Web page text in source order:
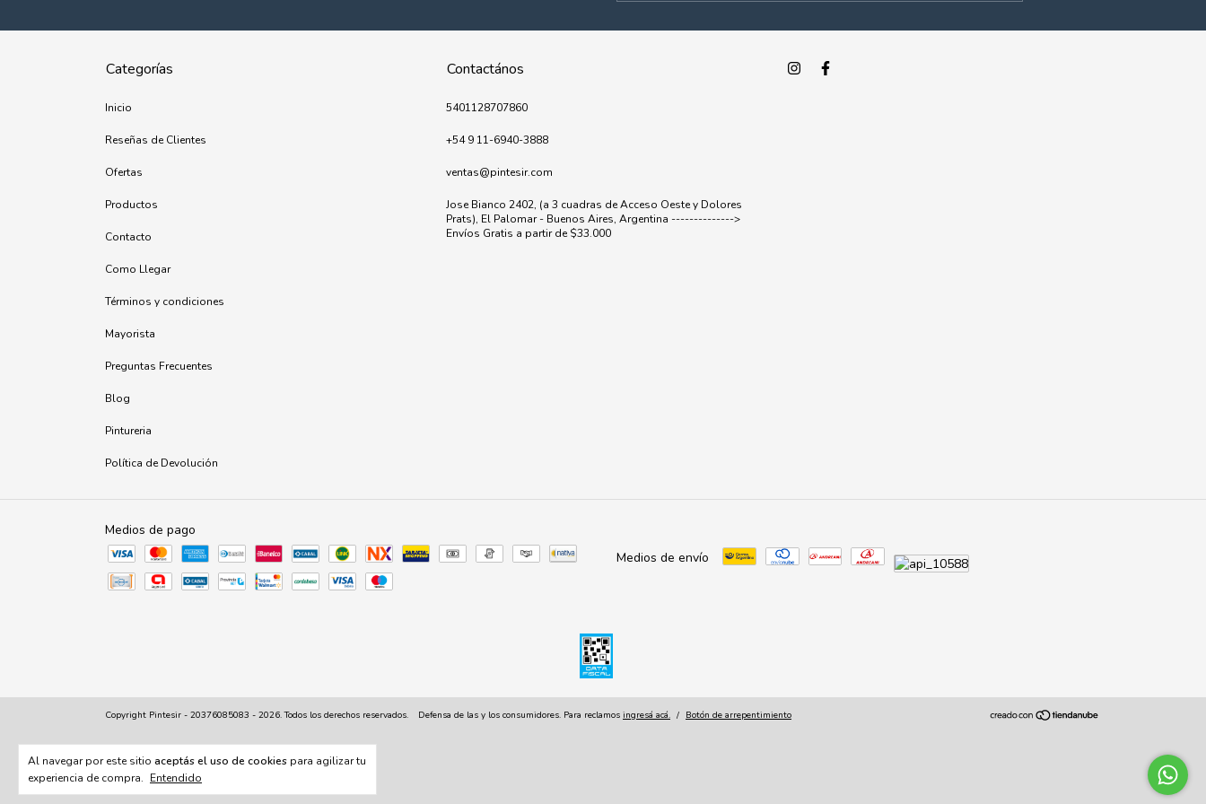
Al navegar por este sitio aceptás el uso de cookies para agilizar tu
experiencia de compra. Entendido
Categorías
Inicio
Reseñas de Clientes
Ofertas
Productos
Contacto
Como Llegar
Términos y condiciones
Mayorista
Preguntas Frecuentes
Blog
Pintureria
Política de Devolución
Contactános
5401128707860
+54 9 11-6940-3888
ventas@pintesir.com
Jose Bianco 2402, (a 3 cuadras de Acceso Oeste y Dolores
Prats), El Palomar - Buenos Aires, Argentina -------------->
Envíos Gratis a partir de $33.000
Medios de pago
Medios de envío
Copyright Pintesir - 20376085083 - 2026. Todos los derechos reservados. Defensa de las y los consumidores. Para reclamos ingresá acá. / Botón de arrepentimiento